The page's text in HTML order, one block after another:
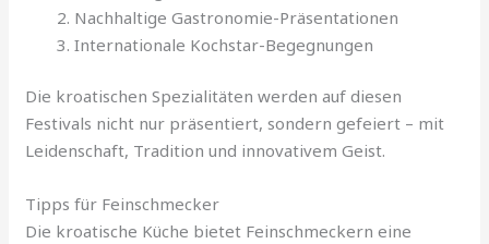
Nachhaltige Gastronomie-Präsentationen
Internationale Kochstar-Begegnungen
Die kroatischen Spezialitäten werden auf diesen
Festivals nicht nur präsentiert, sondern gefeiert – mit
Leidenschaft, Tradition und innovativem Geist.
Tipps für Feinschmecker
Die kroatische Küche bietet Feinschmeckern eine